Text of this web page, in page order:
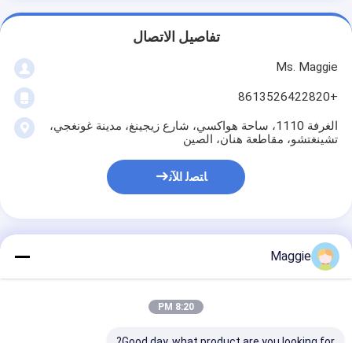
تفاصيل الاتصال
Ms. Maggie
+8613526422820
الغرفة 1110، ساحة هواكسي، شارع زيجينغ، مدينة غونغجي،
تشينغتشو، مقاطعة هنان، الصين
ﺎﺘﺼﻟ ﺍﻶﻧ
محطم دوماً للدراجات الثنائية
Maggie
8:20 PM